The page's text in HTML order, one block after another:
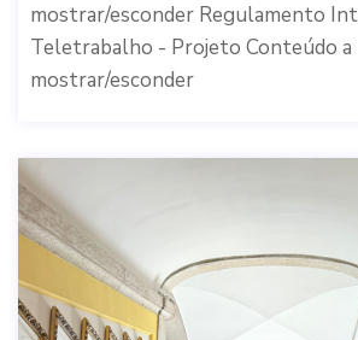
mostrar/esconder Regulamento
Teletrabalho - Projeto Conteúdo a
mostrar/esconder